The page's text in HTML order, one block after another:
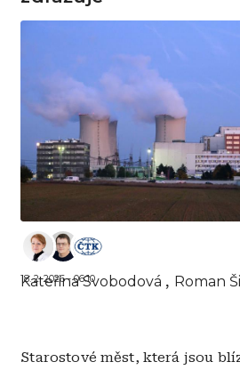
Kateřina Svobodová Roman
18. 2. 2026 - 06:10
Starostové měst, která jsou